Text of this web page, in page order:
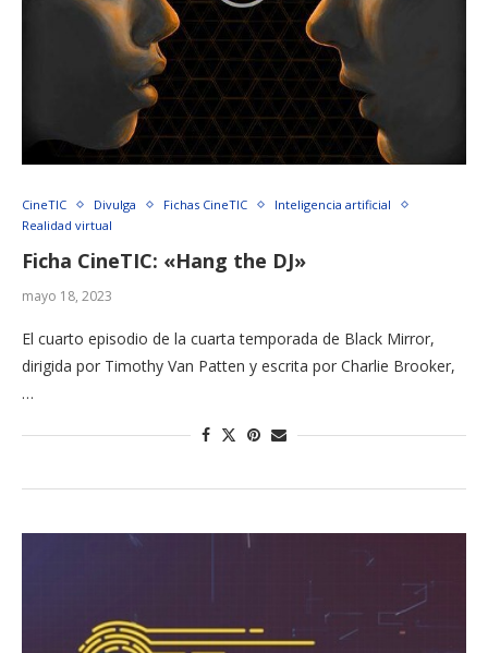
CineTIC Divulga Fichas CineTIC
Inteligencia artificial
Realidad virtual
Ficha CineTIC: «Hang the DJ»
mayo 18, 2023
El cuarto episodio de la cuarta temporada de Black Mirror,
dirigida por Timothy Van Patten y escrita por Charlie Brooker,
…